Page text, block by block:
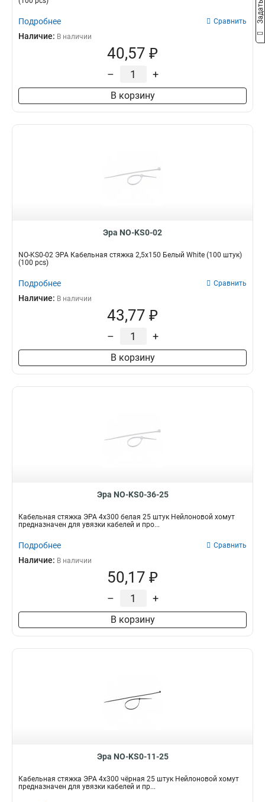
Подробнее Сравнить
Наличие: В наличии
40,57 ₽
– +
В корзину
Эра NO-KS0-02
NO-KS0-02 ЭРА Кабельная стяжка 2,5х150 Белый White (100 штук)
(100 pcs)
Подробнее Сравнить
Наличие: В наличии
43,77 ₽
– +
В корзину
Эра NO-KS0-36-25
Кабельная стяжка ЭРА 4x300 белая 25 штук Нейлоновой хомут
предназначен для увязки кабелей и про...
Подробнее Сравнить
Наличие: В наличии
50,17 ₽
– +
В корзину
Эра NO-KS0-11-25
Кабельная стяжка ЭРА 4x300 чёрная 25 штук Нейлоновой хомут
предназначен для увязки кабелей и пр...